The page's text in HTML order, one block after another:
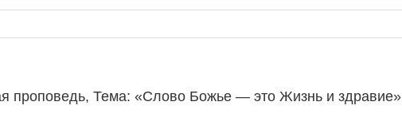
проповедь, Тема: «Слово Божье — это Жизнь и здравие»